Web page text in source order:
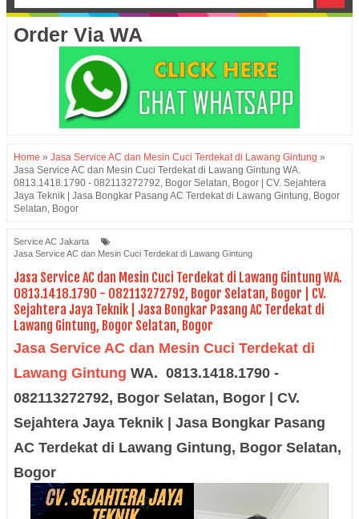
Order Via WA
Home » Jasa Service AC dan Mesin Cuci Terdekat di Lawang Gintung »
Jasa Service AC dan Mesin Cuci Terdekat di Lawang Gintung WA.
0813.1418.1790 - 082113272792, Bogor Selatan, Bogor | CV. Sejahtera
Jaya Teknik | Jasa Bongkar Pasang AC Terdekat di Lawang Gintung, Bogor
Selatan, Bogor
Service AC Jakarta
Jasa Service AC dan Mesin Cuci Terdekat di Lawang Gintung
Jasa Service AC dan Mesin Cuci Terdekat di Lawang Gintung WA.
0813.1418.1790 - 082113272792, Bogor Selatan, Bogor | CV.
Sejahtera Jaya Teknik | Jasa Bongkar Pasang AC Terdekat di
Lawang Gintung, Bogor Selatan, Bogor
Jasa Service AC dan Mesin Cuci Terdekat di
Lawang Gintung WA. 0813.1418.1790 -
082113272792, Bogor Selatan, Bogor | CV.
Sejahtera Jaya Teknik | Jasa Bongkar Pasang
AC Terdekat di Lawang Gintung, Bogor Selatan,
Bogor